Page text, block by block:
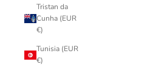
Tristan da
Cunha (EUR
€)
Tunisia (EUR
€)